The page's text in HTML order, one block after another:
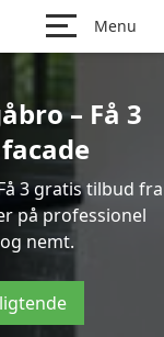
Menu
– Få 3
3 gratis tilbud fra
på professionel
nemt.